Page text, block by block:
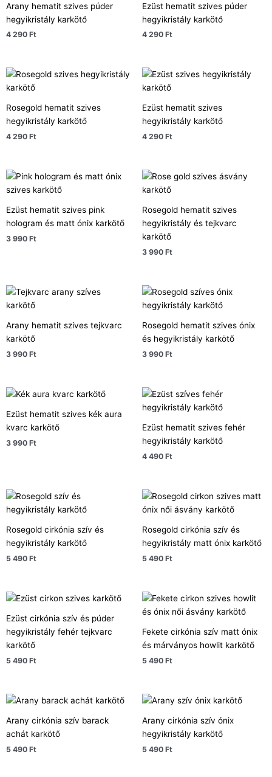
Arany hematit szives púder
hegyikristály karkötő
4 290 Ft
Ezüst hematit szives púder
hegyikristály karkötő
4 290 Ft
Rosegold hematit szives
hegyikristály karkötő
4 290 Ft
Ezüst hematit szives
hegyikristály karkötő
4 290 Ft
Ezüst hematit szives pink
hologram és matt ónix karkötő
3 990 Ft
Rosegold hematit szives
hegyikristály és tejkvarc
karkötő
3 990 Ft
Arany hematit szives tejkvarc
karkötő
3 990 Ft
Rosegold hematit szives ónix
és hegyikristály karkötő
3 990 Ft
Ezüst hematit szives kék aura
kvarc karkötő
3 990 Ft
Ezüst hematit szives fehér
hegyikristály karkötő
4 490 Ft
Rosegold cirkónia szív és
hegyikristály karkötő
5 490 Ft
Rosegold cirkónia szív és
hegyikristály matt ónix karkötő
5 490 Ft
Ezüst cirkónia szív és púder
hegyikristály fehér tejkvarc
karkötő
5 490 Ft
Fekete cirkónia szív matt ónix
és márványos howlit karkötő
5 490 Ft
Arany cirkónia szív barack
achát karkötő
5 490 Ft
Arany cirkónia szív ónix
hegyikristály karkötő
5 490 Ft